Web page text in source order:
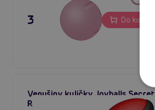
395 Kč Do košíku
Venušiny kuličky Joyballs Secret
Red & Black